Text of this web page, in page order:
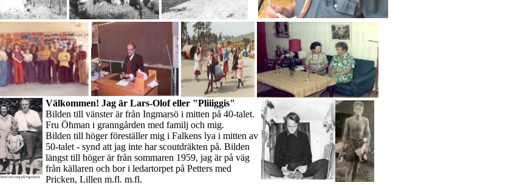
Välkommen! Jag är Lars-Olof eller "Pliiiggis"
Bilden till vänster är från Ingmarsö i mitten på 40-talet.
Fru Öhman i granngården med familj och mig.
Bilden till höger föreställer mig i Falkens lya i mitten av
50-talet - synd att jag inte har scoutdräkten på. Bilden
längst till höger är från sommaren 1959, jag är på väg
från källaren och bor i ledartorpet på Petters med
Pricken, Lillen m.fl. m.fl.